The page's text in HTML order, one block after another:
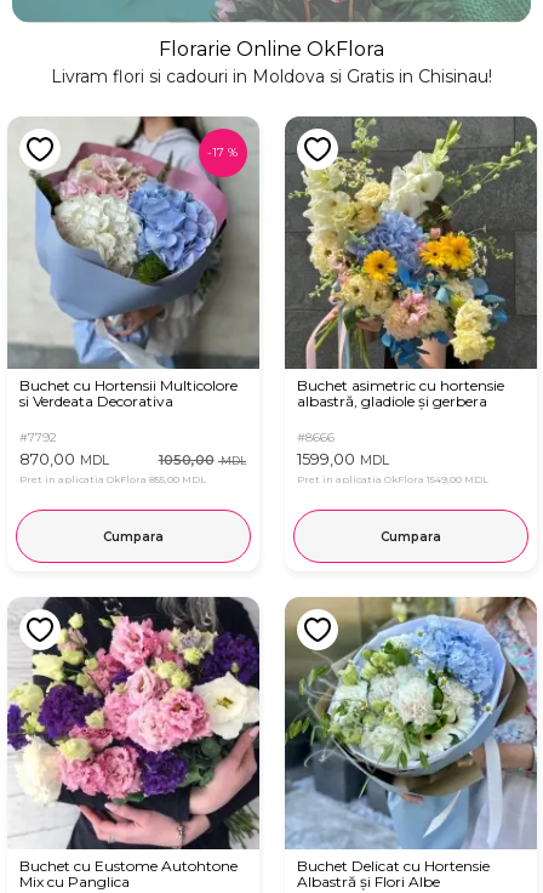
Florarie Online OkFlora
Livram flori si cadouri in Moldova si Gratis in Chisinau!
-17 %
Buchet cu Hortensii Multicolore
si Verdeata Decorativa
#7792
870,00 MDL 1050,00 MDL
Pret in aplicatia OkFlora 855,00 MDL
Cumpara
Buchet asimetric cu hortensie
albastră, gladiole și gerbera
#8666
1599,00 MDL
Pret in aplicatia OkFlora 1549,00 MDL
Cumpara
Buchet cu Eustome Autohtone
Mix cu Panglica
Buchet Delicat cu Hortensie
Albastră și Flori Albe